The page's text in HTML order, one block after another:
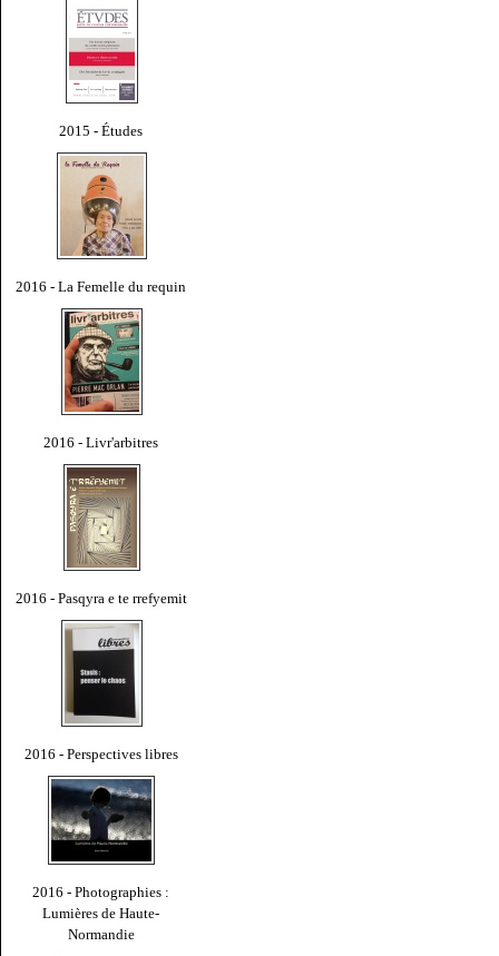
2015 - Études
2016 - La Femelle du requin
2016 - Livr'arbitres
2016 - Pasqyra e te rrefyemit
2016 - Perspectives libres
2016 - Photographies :
Lumières de Haute-
Normandie